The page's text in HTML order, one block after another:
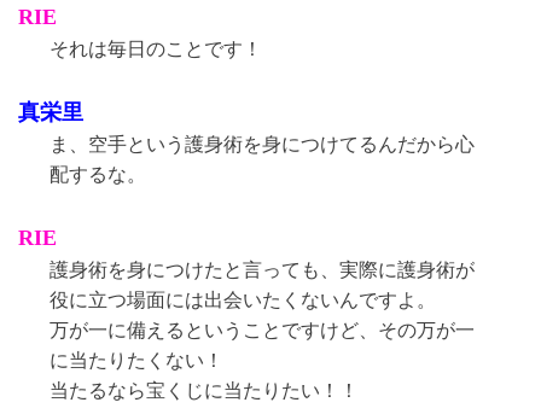
RIE
それは毎日のことです！
真栄里
ま、空手という護身術を身につけてるんだから心
配するな。
RIE
護身術を身につけたと言っても、実際に護身術が
役に立つ場面には出会いたくないんですよ。
万が一に備えるということですけど、その万が一
に当たりたくない！
当たるなら宝くじに当たりたい！！